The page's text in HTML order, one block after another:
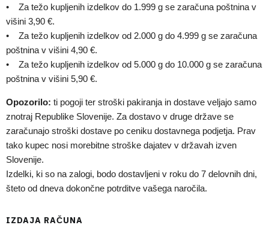
• Za težo kupljenih izdelkov do 1.999 g se zaračuna poštnina v
višini 3,90 €.
• Za težo kupljenih izdelkov od 2.000 g do 4.999 g se zaračuna
poštnina v višini 4,90 €.
• Za težo kupljenih izdelkov od 5.000 g do 10.000 g se zaračuna
poštnina v višini 5,90 €.
Opozorilo: ti pogoji ter stroški pakiranja in dostave veljajo samo
znotraj Republike Slovenije. Za dostavo v druge države se
zaračunajo stroški dostave po ceniku dostavnega podjetja. Prav
tako kupec nosi morebitne stroške dajatev v državah izven
Slovenije.
Izdelki, ki so na zalogi, bodo dostavljeni v roku do 7 delovnih dni,
šteto od dneva dokončne potrditve vašega naročila.
IZDAJA RAČUNA